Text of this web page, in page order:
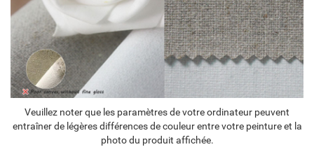
Veuillez noter que les paramètres de votre ordinateur peuvent
entraîner de légères différences de couleur entre votre peinture et la
photo du produit affichée.